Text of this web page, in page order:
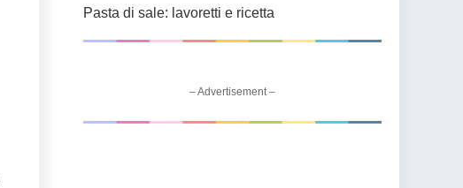
Pasta di sale: lavoretti e ricetta
– Advertisement –